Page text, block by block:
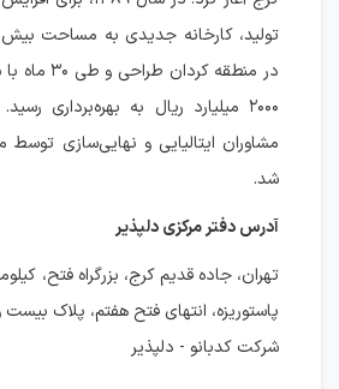
در منطقه
۲۰۰۰ میلیارد ریال به بهره‌برداری
مشاوران ایتالیایی و نهایی‌سازی توسط
شد.
آدرس دفتر مرکزی دلپذیر
تهران، جاده قدیم کرج، بزرگراه فتح،
پاستوریزه، انتهای فتح هفتم، پلاک بیست و
شرکت کدبانو - دلپذیر